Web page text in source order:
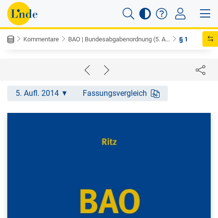
Kommentare BAO | Bundesabgabenordnung (5. A... § 1
5. Aufl. 2014 Fassungsvergleich